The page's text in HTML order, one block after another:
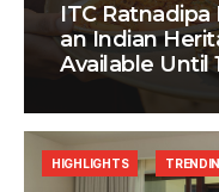
ITC
an Indian
Available Until
HIGHLIGHTS